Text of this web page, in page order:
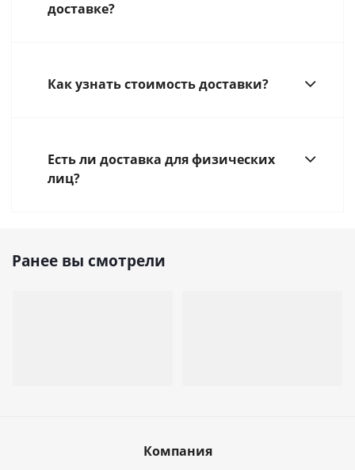
доставке?
Как узнать стоимость доставки?
Есть ли доставка для физических
лиц?
Ранее вы смотрели
Компания